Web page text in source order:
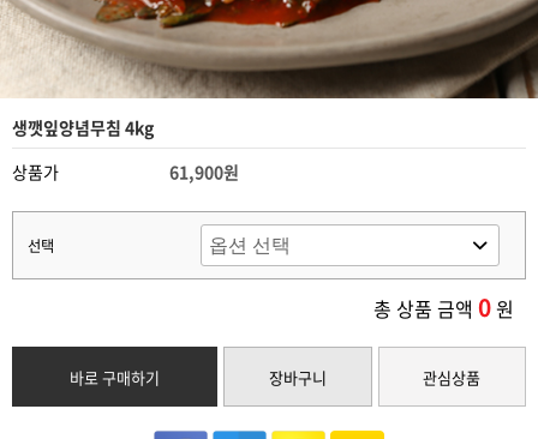
생깻잎양념무침 4kg
상품가
61,900원
선택
총 상품 금액 0원
바로 구매하기 장바구니 관심상품